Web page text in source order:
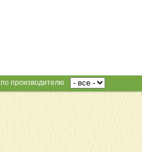
по производителю